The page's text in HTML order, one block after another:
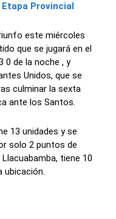
Provincial
este miércoles
que se jugará en el
0 de la noche , y
Unidos, que se
culminar la sexta
ante los Santos.
13 unidades y se
solo 2 puntos de
tiene 10
ubicación.